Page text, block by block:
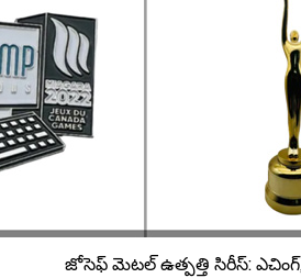
జోసెఫ్ మెటల్ ఉత్పత్తి సిరీస్: ఎచింగ్,